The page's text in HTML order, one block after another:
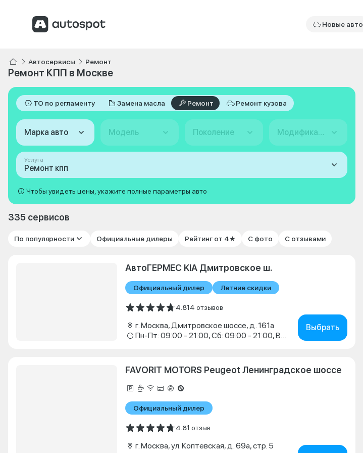
Новые авто
Автосервисы Ремонт
Ремонт КПП в Москве
ТО по регламенту Замена масла Ремонт Ремонт кузова
Марка авто Модель Поколение Модификация
Услуга
Ремонт кпп
Чтобы увидеть цены, укажите полные параметры авто
335 сервисов
По популярности Официальные дилеры Рейтинг от 4★ С фото С отзывами
АвтоГЕРМЕС KIA Дмитровское ш.
Официальный дилер Летние скидки
4.814 отзывов
г. Москва, Дмитровское шоссе, д. 161а
Пн-Пт: 09:00 - 21:00, Сб: 09:00 - 21:00, Вс: 09:00 - 20:00
Выбрать
FAVORIT MOTORS Peugeot Ленинградское шоссе
Официальный дилер
4.81 отзыв
г. Москва, ул. Коптевская, д. 69а, стр. 5